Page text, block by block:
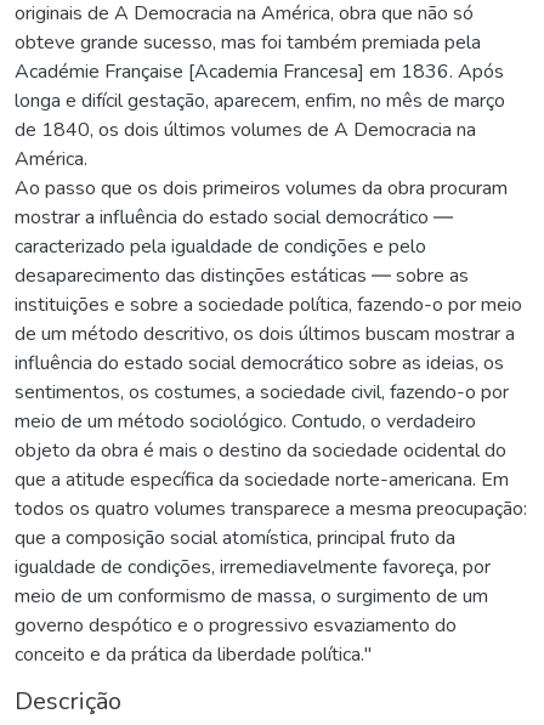
originais de A Democracia na América, obra que não só
obteve grande sucesso, mas foi também premiada pela
Académie Française [Academia Francesa] em 1836. Após
longa e difícil gestação, aparecem, enfim, no mês de março
de 1840, os dois últimos volumes de A Democracia na
América.
Ao passo que os dois primeiros volumes da obra procuram
mostrar a influência do estado social democrático ―
caracterizado pela igualdade de condições e pelo
desaparecimento das distinções estáticas ― sobre as
instituições e sobre a sociedade política, fazendo-o por meio
de um método descritivo, os dois últimos buscam mostrar a
influência do estado social democrático sobre as ideias, os
sentimentos, os costumes, a sociedade civil, fazendo-o por
meio de um método sociológico. Contudo, o verdadeiro
objeto da obra é mais o destino da sociedade ocidental do
que a atitude específica da sociedade norte-americana. Em
todos os quatro volumes transparece a mesma preocupação:
que a composição social atomística, principal fruto da
igualdade de condições, irremediavelmente favoreça, por
meio de um conformismo de massa, o surgimento de um
governo despótico e o progressivo esvaziamento do
conceito e da prática da liberdade política."
Descrição